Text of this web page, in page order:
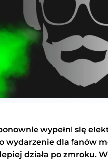
wypełni się
wydarzenie dla fanów
działa po zmroku.